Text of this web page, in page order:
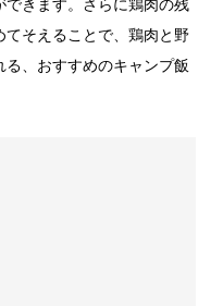
そえることで、鶏肉と野
、おすすめのキャンプ飯